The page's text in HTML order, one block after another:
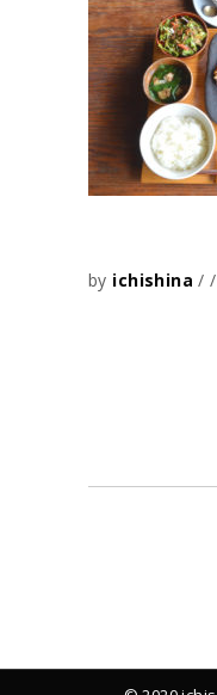
by ichishina